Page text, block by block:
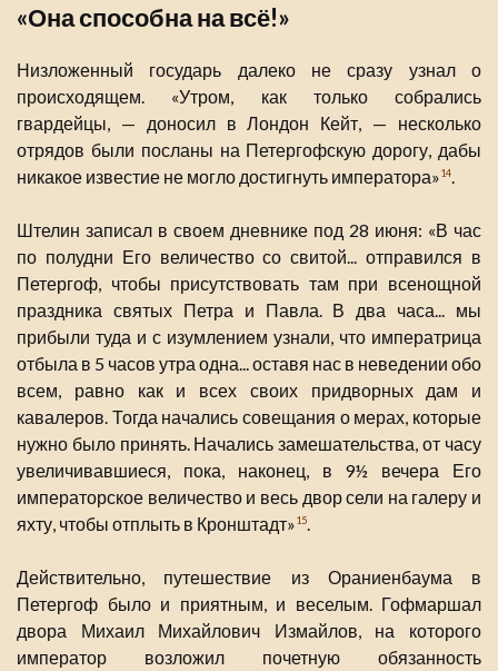
«Она способна на всё!»
Низложенный государь далеко не сразу узнал о
происходящем. «Утром, как только собрались
гвардейцы, — доносил в Лондон Кейт, — несколько
отрядов были посланы на Петергофскую дорогу, дабы
никакое известие не могло достигнуть императора»14.
Штелин записал в своем дневнике под 28 июня: «В час
по полудни Его величество со свитой... отправился в
Петергоф, чтобы присутствовать там при всенощной
праздника святых Петра и Павла. В два часа... мы
прибыли туда и с изумлением узнали, что императрица
отбыла в 5 часов утра одна... оставя нас в неведении обо
всем, равно как и всех своих придворных дам и
кавалеров. Тогда начались совещания о мерах, которые
нужно было принять. Начались замешательства, от часу
увеличивавшиеся, пока, наконец, в 9½ вечера Его
императорское величество и весь двор сели на галеру и
яхту, чтобы отплыть в Кронштадт»15.
Действительно, путешествие из Ораниенбаума в
Петергоф было и приятным, и веселым. Гофмаршал
двора Михаил Михайлович Измайлов, на которого
император возложил почетную обязанность